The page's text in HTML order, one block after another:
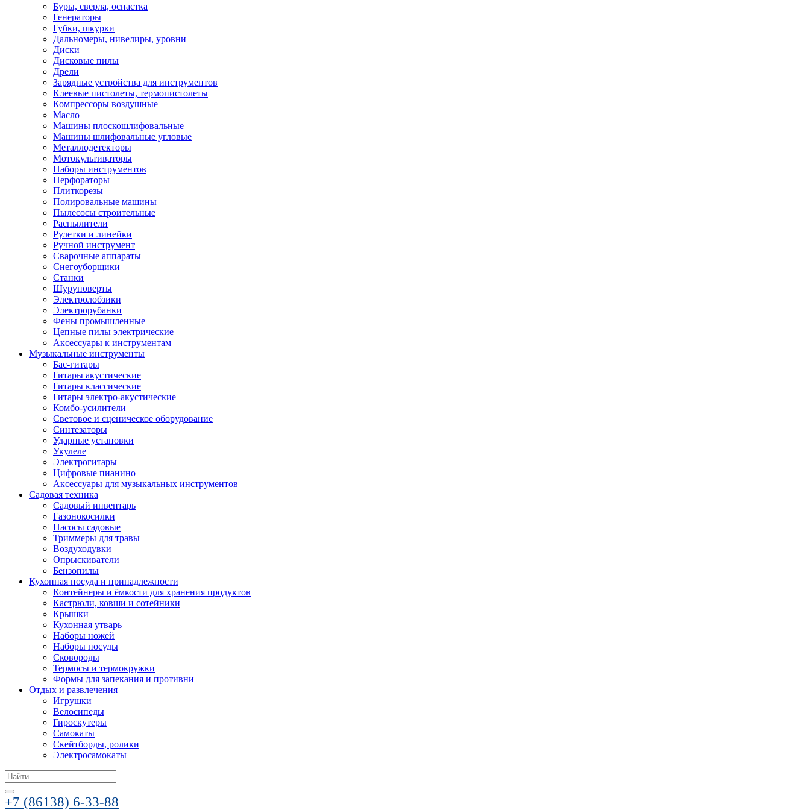
Буры, сверла, оснастка
Генераторы
Губки, шкурки
Дальномеры, нивелиры, уровни
Диски
Дисковые пилы
Дрели
Зарядные устройства для инструментов
Клеевые пистолеты, термопистолеты
Компрессоры воздушные
Масло
Машины плоскошлифовальные
Машины шлифовальные угловые
Металлодетекторы
Мотокультиваторы
Наборы инструментов
Перфораторы
Плиткорезы
Полировальные машины
Пылесосы строительные
Распылители
Рулетки и линейки
Ручной инструмент
Сварочные аппараты
Снегоуборщики
Станки
Шуруповерты
Электролобзики
Электрорубанки
Фены промышленные
Цепные пилы электрические
Аксессуары к инструментам
Музыкальные инструменты
Бас-гитары
Гитары акустические
Гитары классические
Гитары электро-акустические
Комбо-усилители
Световое и сценическое оборудование
Синтезаторы
Ударные установки
Укулеле
Электрогитары
Цифровые пианино
Аксессуары для музыкальных инструментов
Садовая техника
Садовый инвентарь
Газонокосилки
Насосы садовые
Триммеры для травы
Воздуходувки
Опрыскиватели
Бензопилы
Кухонная посуда и принадлежности
Контейнеры и ёмкости для хранения продуктов
Кастрюли, ковши и сотейники
Крышки
Кухонная утварь
Наборы ножей
Наборы посуды
Сковороды
Термосы и термокружки
Формы для запекания и противни
Отдых и развлечения
Игрушки
Велосипеды
Гироскутеры
Самокаты
Скейтборды, ролики
Электросамокаты
Search
for:
+7 (86138) 6-33-88